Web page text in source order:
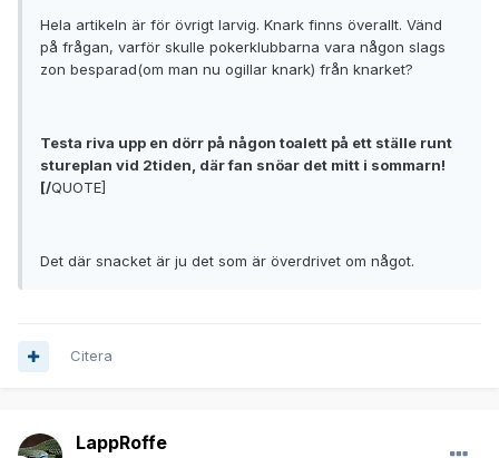
Hela artikeln är för övrigt larvig. Knark finns överallt. Vänd
på frågan, varför skulle pokerklubbarna vara någon slags
zon besparad(om man nu ogillar knark) från knarket?
Testa riva upp en dörr på någon toalett på ett ställe runt
stureplan vid 2tiden, där fan snöar det mitt i sommarn!
[/QUOTE]
Det där snacket är ju det som är överdrivet om något.
Citera
LappRoffe